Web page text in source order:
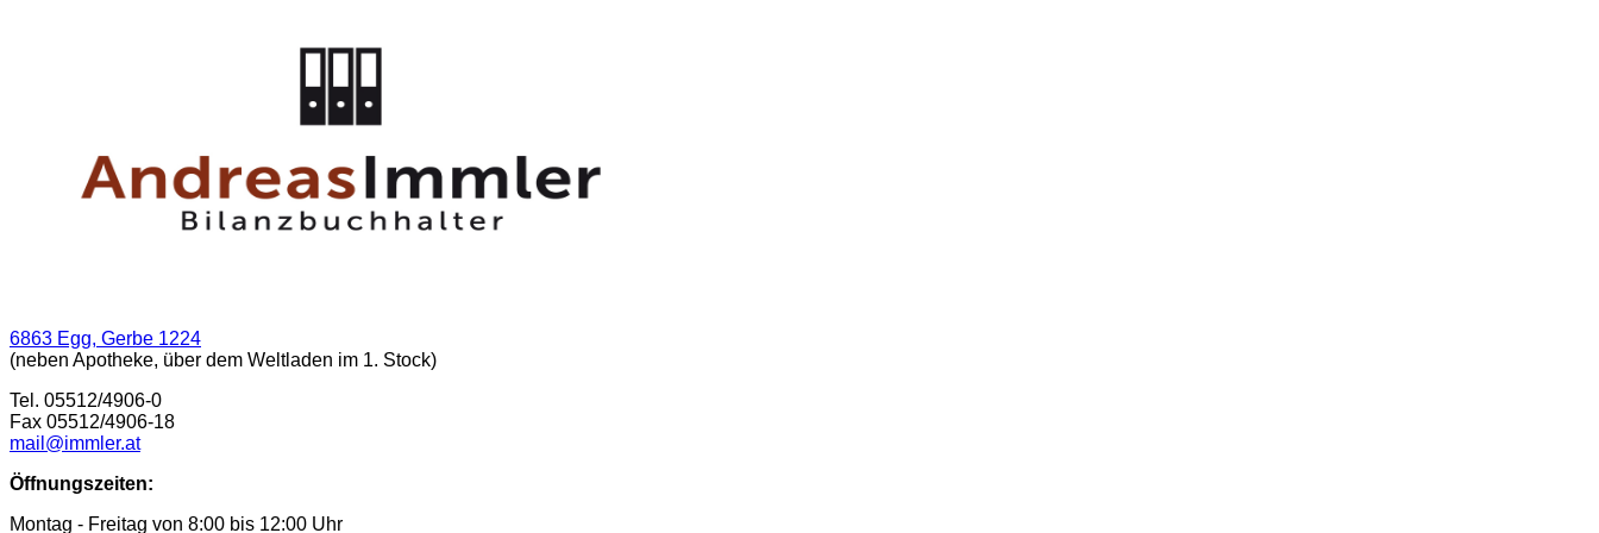
6863 Egg, Gerbe 1224
(neben Apotheke, über dem Weltladen im 1. Stock)
Tel. 05512/4906-0
Fax 05512/4906-18
mail@immler.at
Öffnungszeiten:
Montag - Freitag von 8:00 bis 12:00 Uhr